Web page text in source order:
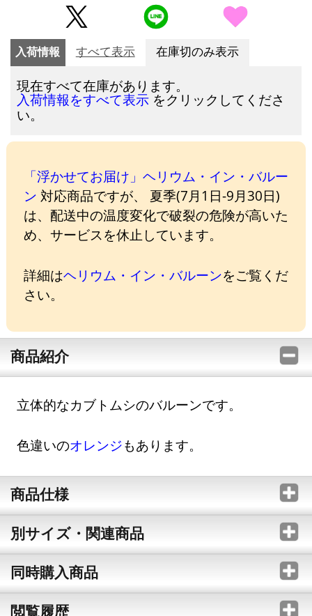
入荷情報 すべて表示 在庫切のみ表示
現在すべて在庫があります。
入荷情報をすべて表示 をクリックしてくださ
い。
「浮かせてお届け」ヘリウム・イン・バルー
ン 対応商品ですが、 夏季(7月1日-9月30日)
は、配送中の温度変化で破裂の危険が高いた
め、サービスを休止しています。
詳細はヘリウム・イン・バルーンをご覧くだ
さい。
商品紹介
立体的なカブトムシのバルーンです。
色違いのオレンジもあります。
商品仕様
別サイズ・関連商品
同時購入商品
閲覧履歴